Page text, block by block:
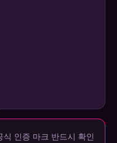
식 인증 마크 반드시 확인